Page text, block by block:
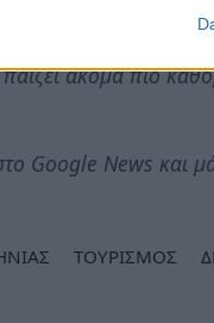
περιοχή, από την
η τοπική
ακόμα πιο
Google News και
ΤΟΥΡΙΣΜΟΣ